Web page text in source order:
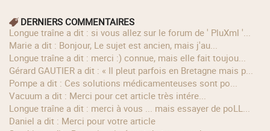
DERNIERS COMMENTAIRES
longue traîne a dit : si vous allez sur le forum de ' PluXml '...
Marie a dit : Bonjour, Le sujet est ancien, mais j'au...
longue traîne a dit : merci :) connue, mais elle fait toujou...
Gérard GAUTIER a dit : « Il pleut parfois en Bretagne mais p...
Pompe a dit : Ces solutions médicamenteuses sont po...
Vacuum a dit : Merci pour cet article très intére...
longue traîne a dit : merci à vous ... mais essayer de poLL...
Daniel a dit : Merci pour votre article